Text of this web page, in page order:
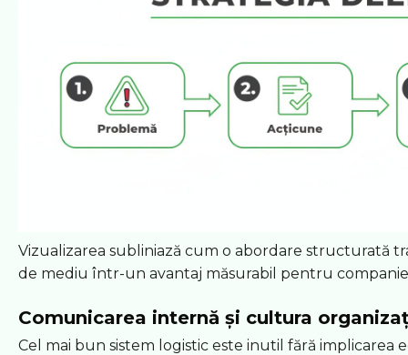
Vizualizarea subliniază cum o abordare structurată
de mediu într-un avantaj măsurabil pentru
Comunicarea internă și cultura
Cel mai bun sistem logistic este inutil fără implicarea